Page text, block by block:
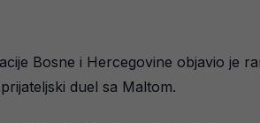
Bosne i Hercegovine objavio je
duel sa Maltom.